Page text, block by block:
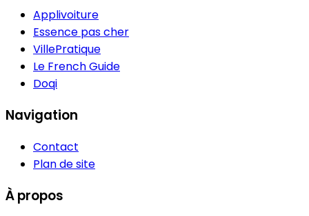
Applivoiture
Essence pas cher
VillePratique
Le French Guide
Doqi
Navigation
Contact
Plan de site
À propos